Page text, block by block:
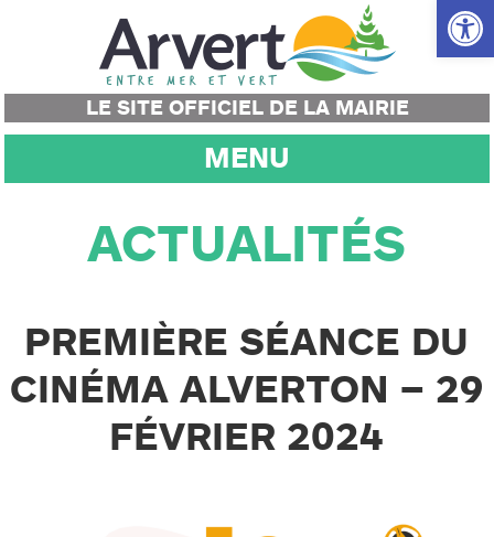
Ouvrir
LE SITE OFFICIEL DE LA MAIRIE
MENU
ACTUALITÉS
PREMIÈRE SÉANCE DU
CINÉMA ALVERTON – 29
FÉVRIER 2024